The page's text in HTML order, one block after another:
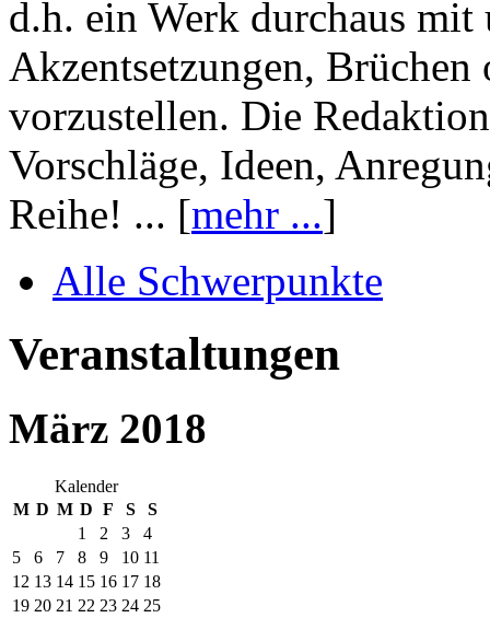
d.h. ein Werk durchaus mit
Akzentsetzungen, Brüchen
vorzustellen. Die
Vorschläge, Ideen,
Reihe! ... [mehr ...]
Alle Schwerpunkte
Veranstaltungen
März 2018
Kalender
M D M D F S
S
1
2 3
4
5
6 7 8 9 10 11
12 13 14 15 16 17 18
19 20 21 22 23 24 25